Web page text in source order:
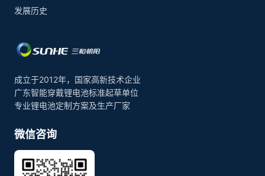
发展历史
成立于2012年，国家高新技术企业
广东智能穿戴锂电池标准起草单位
专业锂电池定制方案及生产厂家
微信咨询